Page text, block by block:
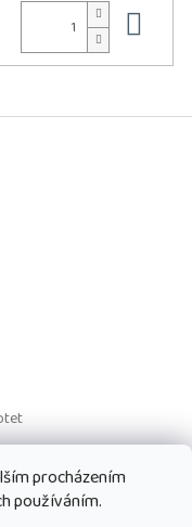
procházením
používáním.
. Všechna práva vyhrazena.